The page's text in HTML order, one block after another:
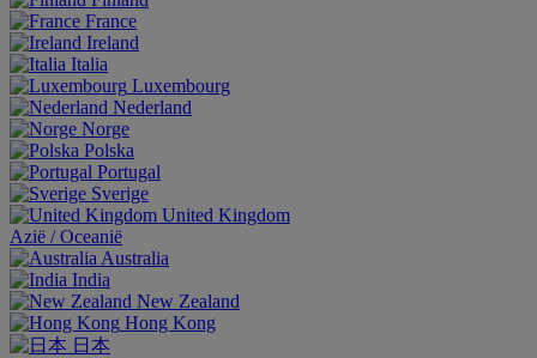
France
Ireland
Italia
Luxembourg
Nederland
Norge
Polska
Portugal
Sverige
United Kingdom
Aziё / Oceaniё
Australia
India
New Zealand
Hong Kong
日本